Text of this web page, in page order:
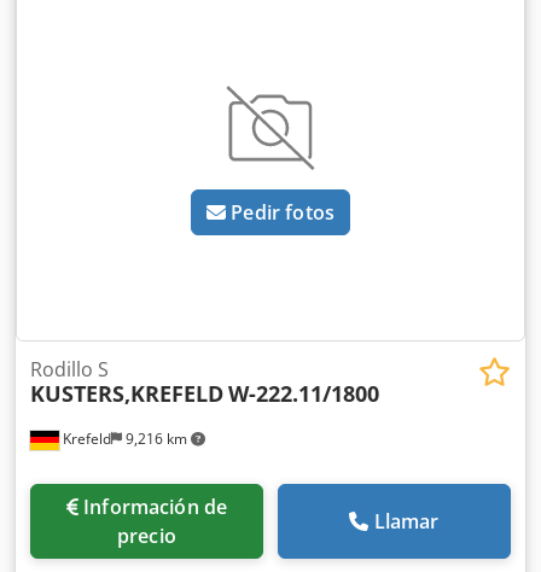
Pedir fotos
Krefeld 9,216 km
Rodillo S
KUSTERS,KREFELDW-222.11/1800
Información de
precio
Llamar